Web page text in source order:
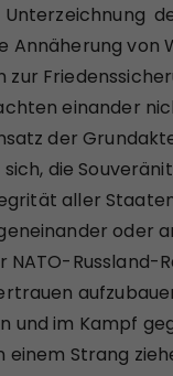
Annäherung von
einander
der
die
aller
oder
NATO-Russland-
und im Kampf
einem Strang